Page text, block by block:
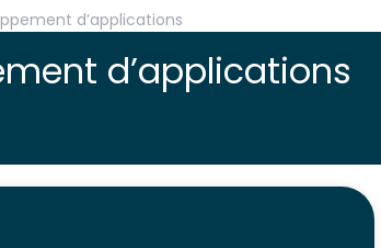
d’applications
d’applications